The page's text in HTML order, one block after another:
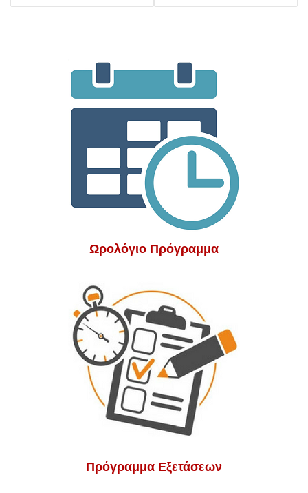
Ωρολόγιο Πρόγραμμα
Πρόγραμμα Εξετάσεων